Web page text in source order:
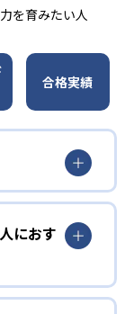
を育みたい人
合格実績
人ひとりの学
度を上げてい
におす